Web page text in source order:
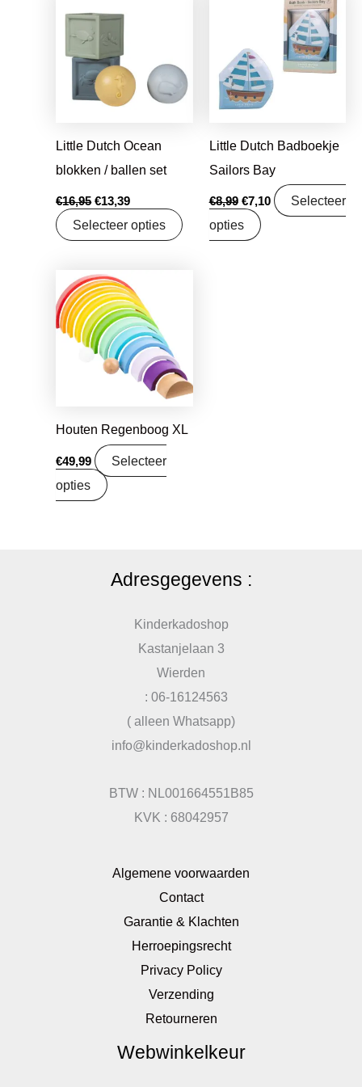
Little Dutch Ocean
blokken / ballen set
€16,95
was:
€16,95.
€13,39
Selecteer opties
Little Dutch Badboekje
Sailors Bay
€8,99 €7,10
prijs
€7,10.
Selecteer
opties
Houten Regenboog XL
€49,99
Selecteer
opties
Adresgegevens :
Kinderkadoshop
Kastanjelaan 3
Wierden
: 06-16124563
( alleen Whatsapp)
info@kinderkadoshop.nl
BTW : NL001664551B85
KVK : 68042957
Algemene voorwaarden
Contact
Garantie & Klachten
Herroepingsrecht
Privacy Policy
Verzending
Retourneren
Webwinkelkeur